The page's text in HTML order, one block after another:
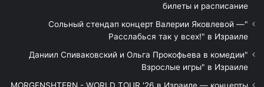
билеты и расписание
"Сольный стендап концерт Валерии Яковлевой —
Расслабься так у всех!" в Израиле
"Даниил Спиваковский и Ольга Прокофьева в комедии
Взрослые игры" в Израиле